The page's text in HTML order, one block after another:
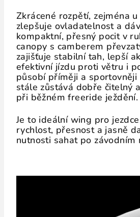
Zkrácené rozpětí, zejména
zlepšuje ovladatelnost a
kompaktní, přesný pocit v
canopy s camberem
zajišťuje stabilní tah, lepší
efektivní jízdu proti větru i
působí příměji a sportovněji
stále zůstává dobře čitelný
při běžném freeride ježdění.
Je to ideální wing pro
rychlost, přesnost a jasně
nutnosti sahat po závodním